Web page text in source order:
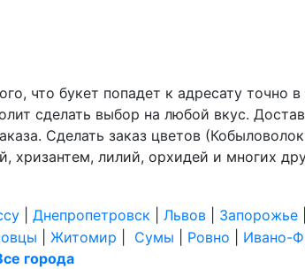
что букет попадет к адресату
сделать выбор на любой вкус.
Сделать заказ цветов
хризантем, лилий, орхидей и многих
Днепропетровск Львов Запорожье
Житомир Сумы Ровно Ивано-
города